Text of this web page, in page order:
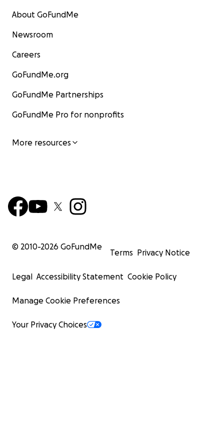
About GoFundMe
Newsroom
Careers
GoFundMe.org
GoFundMe Partnerships
GoFundMe Pro for nonprofits
More resources
© 2010-2026 GoFundMe
Terms Privacy Notice
Legal Accessibility Statement Cookie Policy
Manage Cookie Preferences
Your Privacy Choices